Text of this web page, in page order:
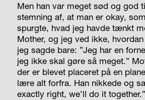
Men han var meget sød og god
stemning af, at man er okay,
spurgte, hvad jeg havde tænkt
Mother, og jeg ved ikke,
jeg sagde bare: ”Jeg har en
jeg ikke skal gøre så meget.”
der er blevet placeret på en
lære alt forfra. Han nikkede og
exactly right, we’ll do it together.”